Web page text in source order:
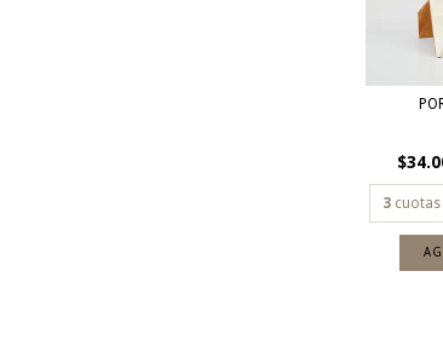
3 cuotas